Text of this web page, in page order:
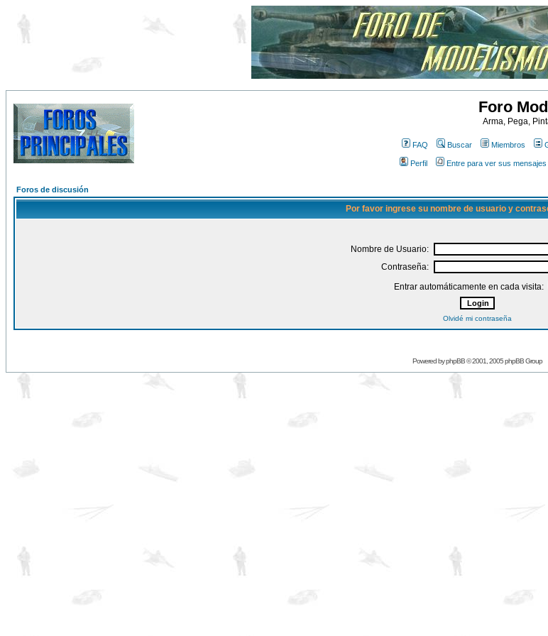
Foro
Arma, Pega,
FAQ Buscar Miembros
Perfil Entre para ver sus mensajes
Foros de discusión
Por favor ingrese su nombre de usuario y
Nombre de Usuario:
Contraseña:
Entrar automáticamente en cada visita:
Olvidé mi contraseña
Powered byphpBB© 2001, 2005 phpBB Group